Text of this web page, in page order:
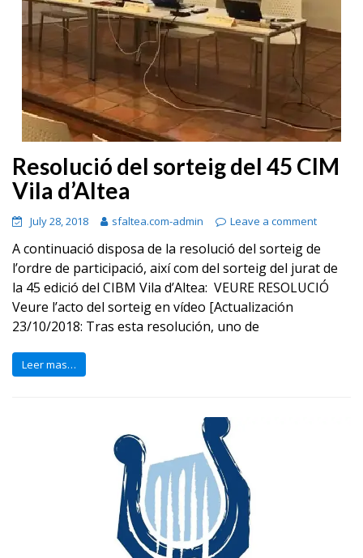
Resolució del sorteig del 45 CIM
Vila d’Altea
July 28, 2018 sfaltea.com-admin Leave a comment
A continuació disposa de la resolució del sorteig de
l’ordre de participació, així com del sorteig del jurat de
la 45 edició del CIBM Vila d’Altea: VEURE RESOLUCIÓ
Veure l’acto del sorteig en vídeo [Actualización
23/10/2018: Tras esta resolución, uno de
Leer mas…